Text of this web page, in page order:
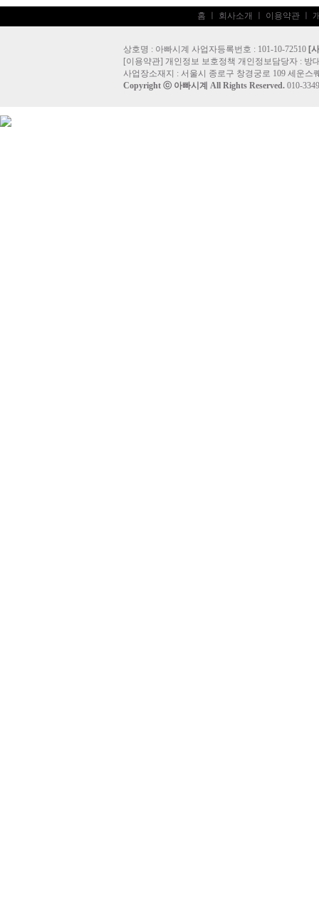
홈 회사소개 이용약관
상호명 : 아빠시계 사업자등록번호 : 101-10-72510 [
[이용약관] 개인정보 보호정책 개인정보담당자 : 방
사업장소재지 : 서울시 종로구 창경궁로 109 세운스
Copyright ⓒ 아빠시계 All Rights Reserved. 010-